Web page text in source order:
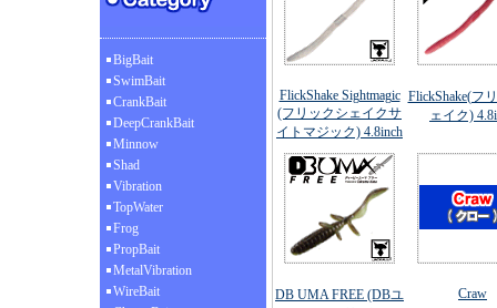
BigBait
SwimBait
CrankBait
DeepCrankBait
Minnow
Shad
Vibration
TopWater
Frog
PropBait
MetalVibration
WireBait
FlickShake Sightmagic
(フリックシェイクサ
イトマジック) 4.8inch
FlickShake(フ
ェイク)
DB UMA FREE (DBユ
Craw